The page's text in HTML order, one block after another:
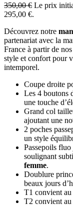
350,00€ Le prix
295,00 €.
Découvrez notre
partenariat avec la
France à partir de
style et confort pour
intemporel.
Coupe droite
Les 4 boutons
une touche
Grand col
ajoutant une
2 poches
un style
Passepoils fluo
soulignant
femme.
Doublure
beaux jours
T1 convient
T2 convient